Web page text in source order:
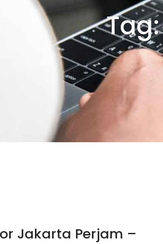
Jakarta Perjam –